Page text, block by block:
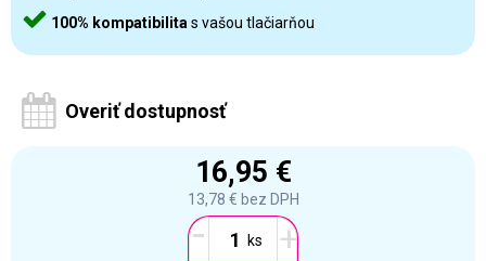
100% kompatibilita s vašou tlačiarňou
Overiť dostupnosť
16,95 €
13,78 € bez DPH
- +